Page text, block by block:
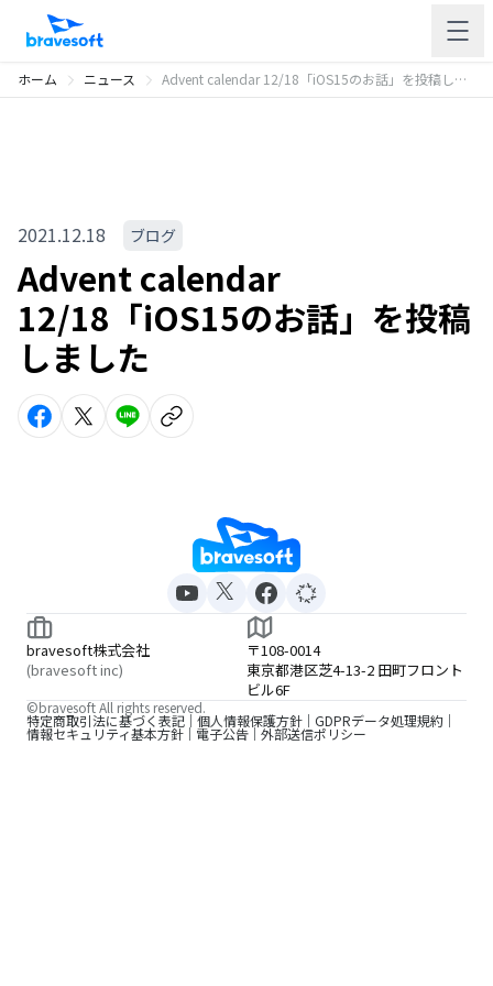
ホーム ニュース Advent calendar 12/18「iOS15のお話」を投稿しました
2021.12.18 ブログ
Advent calendar
12/18「iOS15のお話」を投稿
しました
bravesoft株式会社
(bravesoft inc)
〒108-0014
東京都港区芝4-13-2 田町フロント
ビル6F
特定商取引法に基づく表記 個人情報保護方針 GDPRデータ処理規約
情報セキュリティ基本方針 電子公告 外部送信ポリシー
©bravesoft All rights reserved.